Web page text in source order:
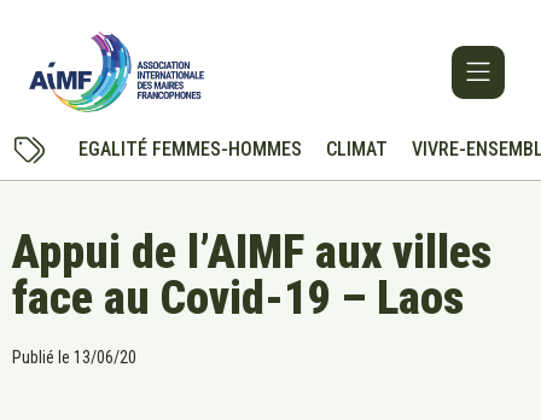
EGALITÉ FEMMES-HOMMES CLIMAT VIVRE-
Appui de l’AIMF aux villes
face au Covid-19 – Laos
Publié le 13/06/20